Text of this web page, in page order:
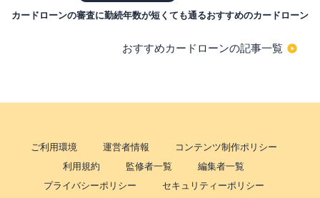
カードローンの審査に勤続年数が短くても通るおすすめのカードローン
おすすめカードローンの記事一覧
ご利用環境 運営者情報
コンテンツ制作ポリシー
利用規約
監修者一覧
編集者一覧
プライバシーポリシー
セキュリティーポリシー